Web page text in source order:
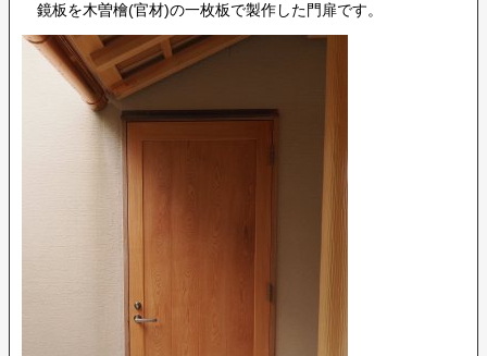
鏡板を木曽檜(官材)の一枚板で製作した門扉です。